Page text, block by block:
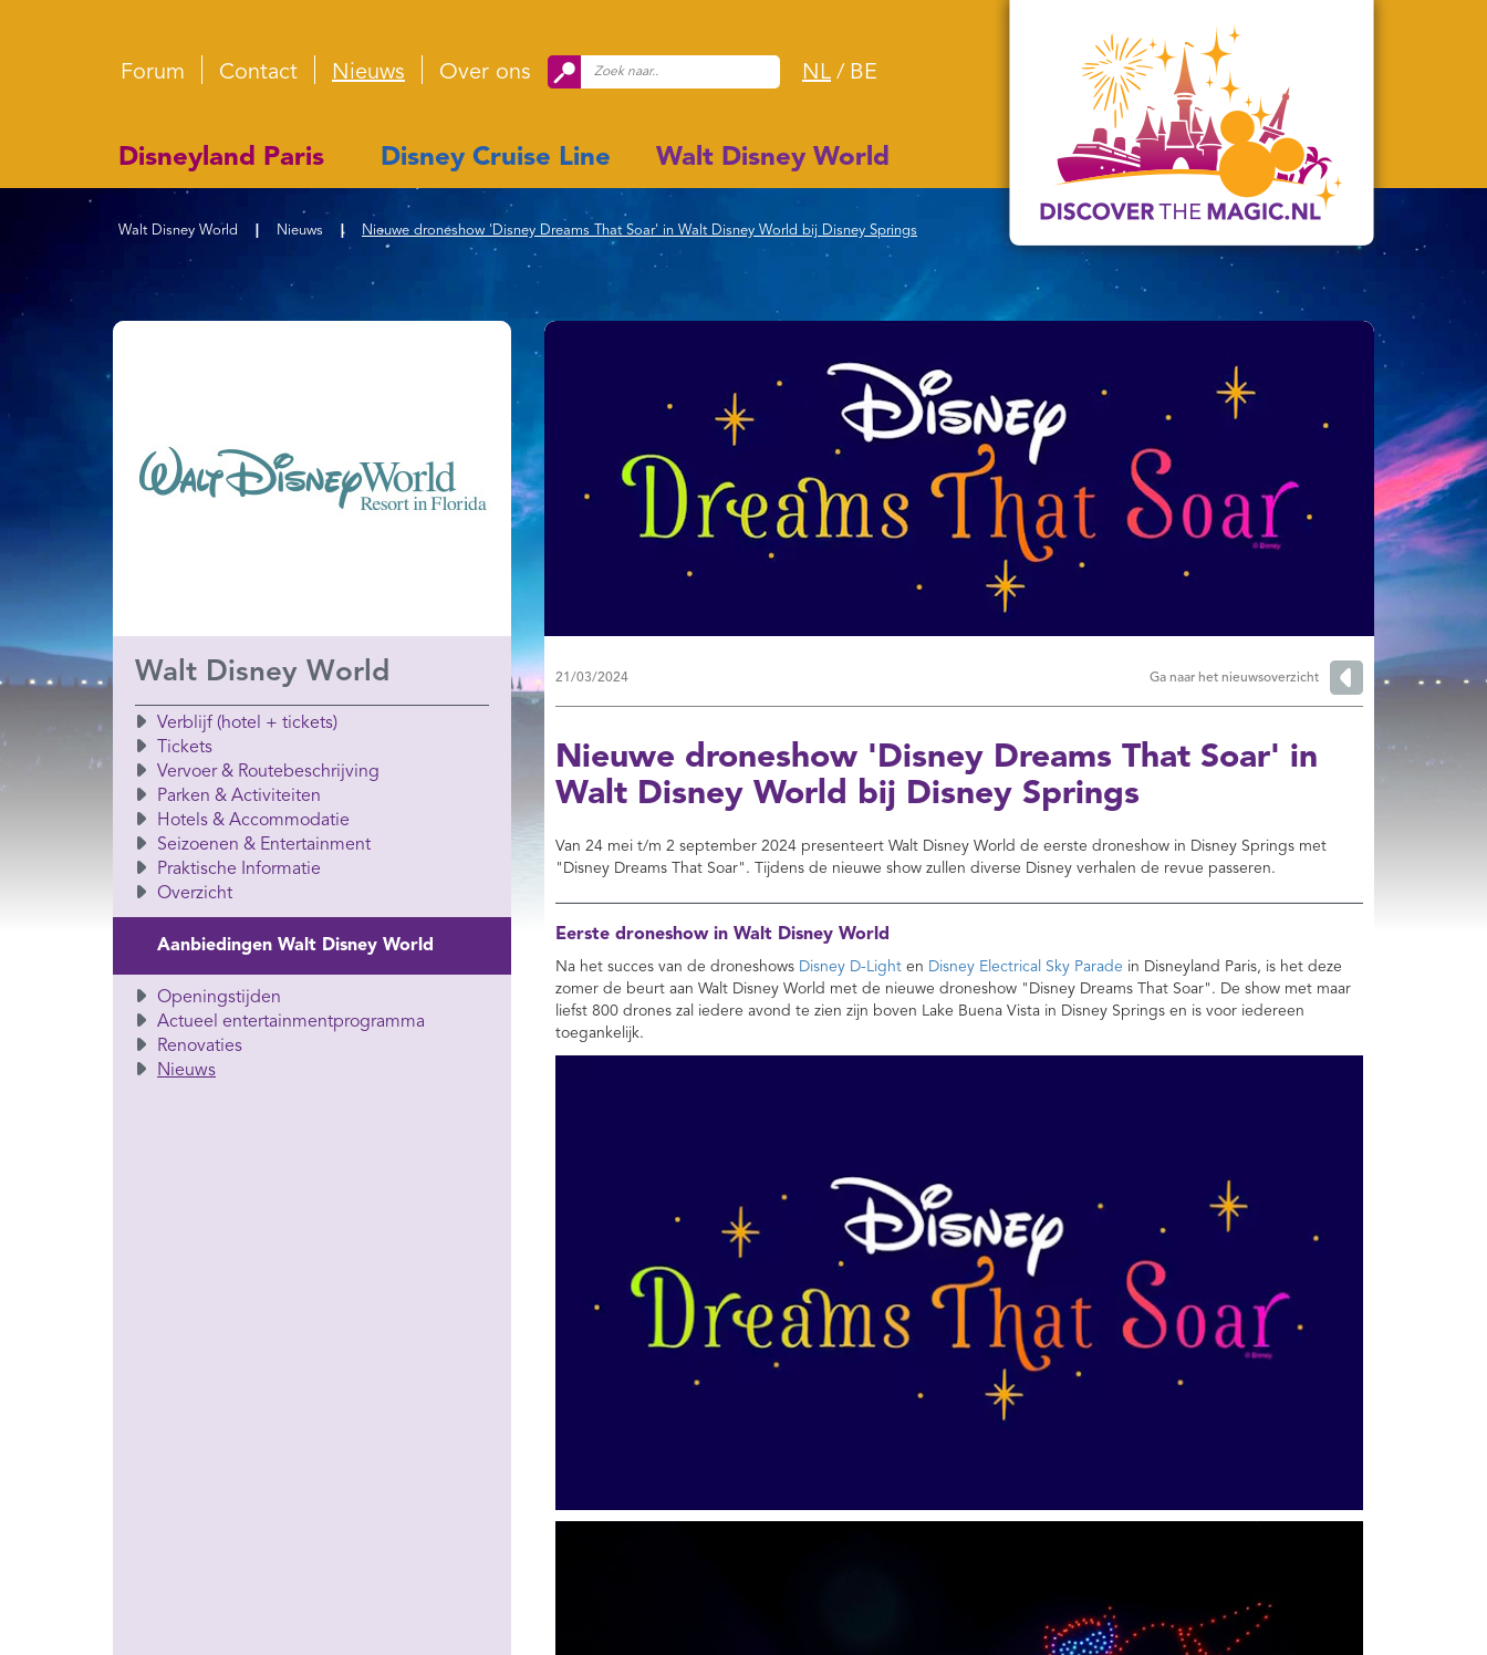
Forum Contact Nieuws Over ons NL / BE
Disneyland Paris Disney Cruise Line Walt Disney World
Walt Disney World Nieuws | Nieuwe droneshow 'Disney Dreams That Soar' in Walt Disney World bij Disney Springs
Walt Disney World
Verblijf (hotel + tickets)
Tickets
Vervoer & Routebeschrijving
Parken & Activiteiten
Hotels & Accommodatie
Seizoenen & Entertainment
Praktische Informatie
Overzicht
Aanbiedingen Walt Disney World
Openingstijden
Actueel entertainmentprogramma
Renovaties
Nieuws
21/03/2024 Ga naar het nieuwsoverzicht
Nieuwe droneshow 'Disney Dreams That Soar' in
Walt Disney World bij Disney Springs
Van 24 mei t/m 2 september 2024 presenteert Walt Disney World de eerste droneshow in Disney Springs met
"Disney Dreams That Soar". Tijdens de nieuwe show zullen diverse Disney verhalen de revue passeren.
Eerste droneshow in Walt Disney World
Na het succes van de droneshows Disney D-Light en Disney Electrical Sky Parade in Disneyland Paris, is het deze
zomer de beurt aan Walt Disney World met de nieuwe droneshow "Disney Dreams That Soar". De show met maar
liefst 800 drones zal iedere avond te zien zijn boven Lake Buena Vista in Disney Springs en is voor iedereen
toegankelijk.